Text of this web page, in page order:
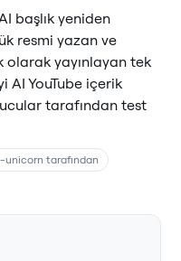
başlık yeniden
resmi yazan ve
yayınlayan tek
AI YouTube içerik
tarafından test
tarafından